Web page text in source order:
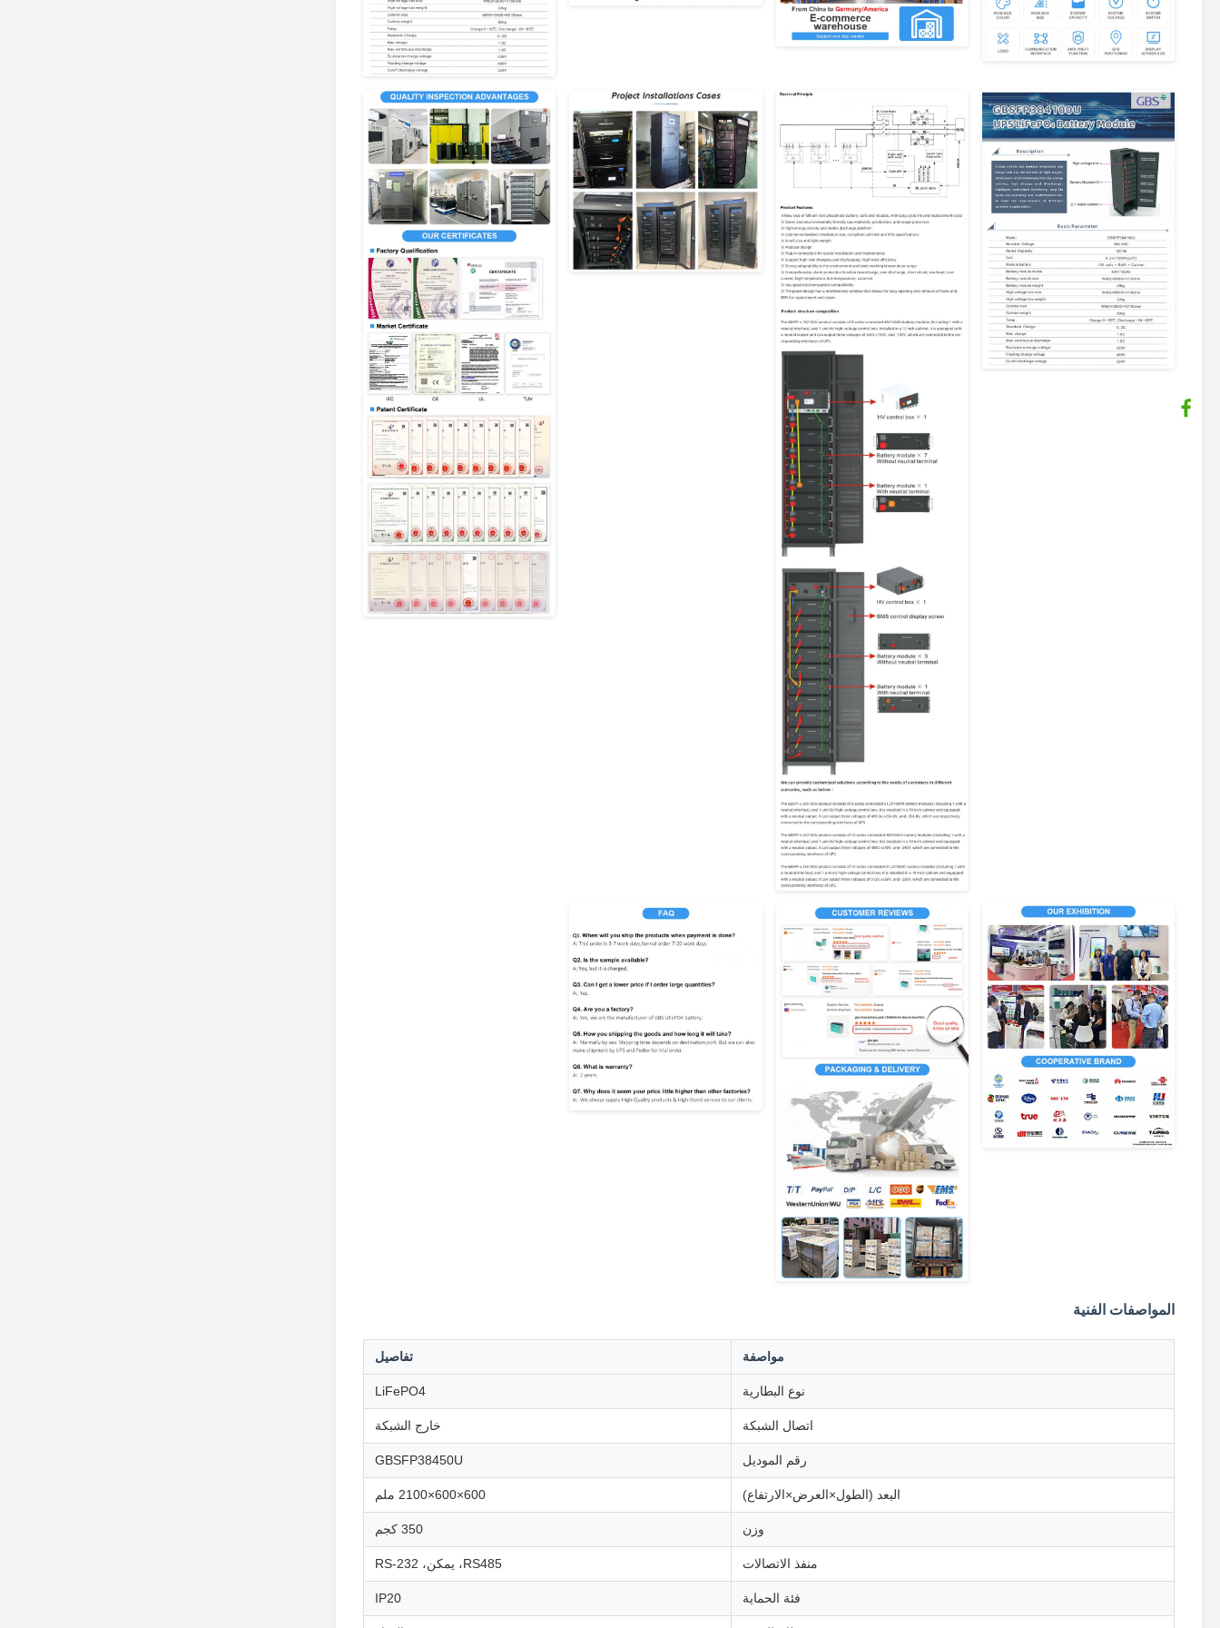
المواصفات الفنية
مواصفة تفاصيل
نوع البطارية LiFePO4
اتصال الشبكة خارج الشبكة
رقم الموديل GBSFP38450U
البعد (الطول×العرض×الارتفاع) 600×600×2100 ملم
وزن 350 كجم
منفذ الاتصالات RS485، يمكن، RS-232
فئة الحماية IP20